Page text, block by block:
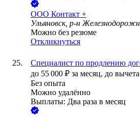
ООО Контакт +
Ульяновск, р-н
Можно без резюме
Откликнуться
Специалист по продлению
до 55 000 ₽ за месяц, до
Без опыта
Можно удалённо
Выплаты: Два раза в месяц